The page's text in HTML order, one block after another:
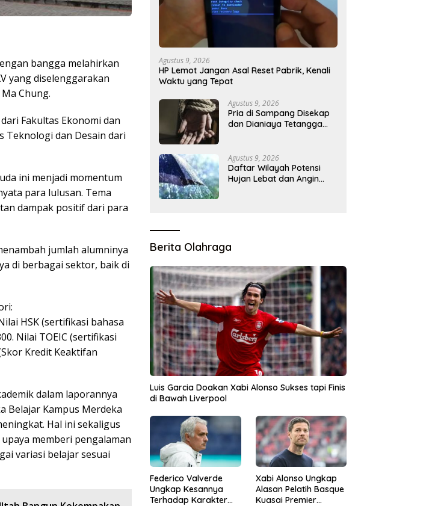
bangga melahirkan
yang diselenggarakan
Chung.
Fakultas Ekonomi dan
Teknologi dan Desain dari
ini menjadi momentum
para lulusan. Tema
dampak positif dari para
jumlah alumninya
di berbagai sektor, baik di
HSK (sertifikasi bahasa
Nilai TOEIC (sertifikasi
Kredit Keaktifan
dalam laporannya
Belajar Kampus Merdeka
Hal ini sekaligus
memberi pengalaman
variasi belajar sesuai
Agustus 9, 2026
HP Lemot Jangan Asal Reset Pabrik, Kenali
Waktu yang Tepat
Agustus 9, 2026
Pria di Sampang Disekap
dan Dianiaya Tetangga
Juta
Agustus 9, 2026
Daftar Wilayah Potensi
Hujan Lebat dan Angin
Berita Olahraga
Luis Garcia Doakan Xabi Alonso Sukses tapi Finis
di Bawah Liverpool
Federico Valverde
Ungkap Kesannya
Terhadap Karakter
Xabi Alonso Ungkap
Alasan Pelatih Basque
Kuasai Premier